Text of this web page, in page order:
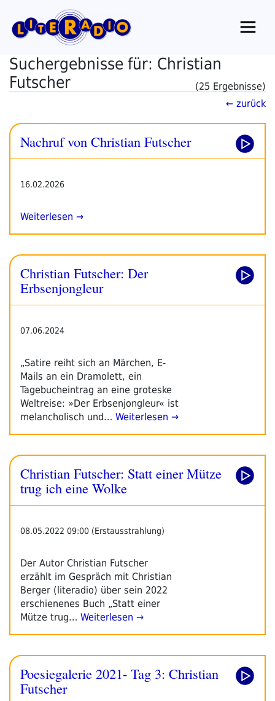
Inhalt
springen
Suchergebnisse für: Christian
Futscher
(25 Ergebnisse)
← zurück
Nachruf von Christian Futscher
16.02.2026
Weiterlesen →
Christian Futscher: Der
Erbsenjongleur
07.06.2024
„Satire reiht sich an Märchen, E-
Mails an ein Dramolett, ein
Tagebucheintrag an eine groteske
Weltreise: »Der Erbsenjongleur« ist
melancholisch und… Weiterlesen →
Christian Futscher: Statt einer Mütze
trug ich eine Wolke
08.05.2022 09:00 (Erstausstrahlung)
Der Autor Christian Futscher
erzählt im Gespräch mit Christian
Berger (literadio) über sein 2022
erschienenes Buch „Statt einer
Mütze trug… Weiterlesen →
Poesiegalerie 2021- Tag 3: Christian
Futscher